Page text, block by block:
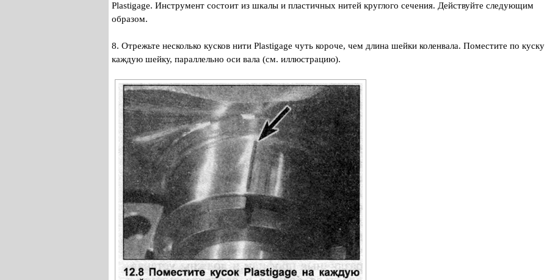
Plastigage. Инструмент состоит из шкалы и пластичных нитей круглого сечения. Действуйте следующим
образом.
8. Отрежьте несколько кусков нити Plastigage чуть короче, чем длина шейки коленвала. Поместите по куску
каждую шейку, параллельно оси вала (см. иллюстрацию).